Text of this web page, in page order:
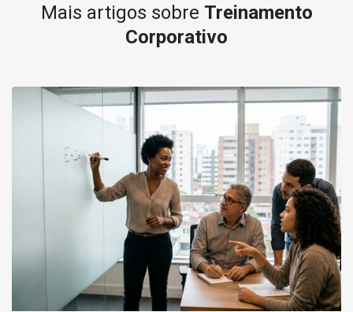
Mais artigos sobre Treinamento
Corporativo